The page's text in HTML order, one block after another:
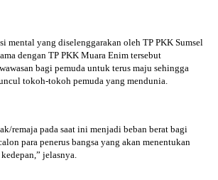
mental yang diselenggarakan oleh TP PKK Sumsel
dengan TP PKK Muara Enim tersebut
bagi pemuda untuk terus maju sehingga
tokoh-tokoh pemuda yang mendunia.
remaja pada saat ini menjadi beban berat bagi
para penerus bangsa yang akan menentukan
jelasnya.